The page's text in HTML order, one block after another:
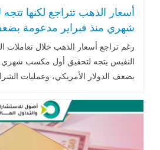
أسعار الذهب تتراجع لكنها
شهري منذ فبراير مدعومة بضعف
الأمريكي
رغم تراجع أسعار الذهب خلال تعاملات
النفيس يتجه لتحقيق أول مكسب شهري
التوترات الجيوسياسية في الشرق